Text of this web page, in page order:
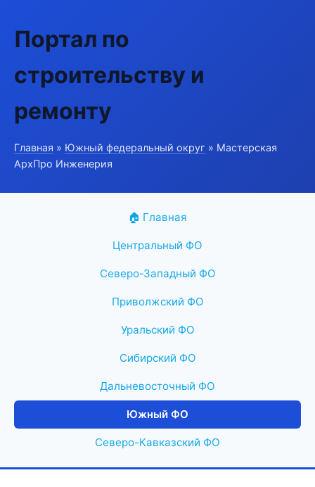
Портал по
строительству и
ремонту
Главная » Южный федеральный округ » Мастерская
АрхПро Инженерия
🏠 Главная
Центральный ФО
Северо-Западный ФО
Приволжский ФО
Уральский ФО
Сибирский ФО
Дальневосточный ФО
Южный ФО
Северо-Кавказский ФО